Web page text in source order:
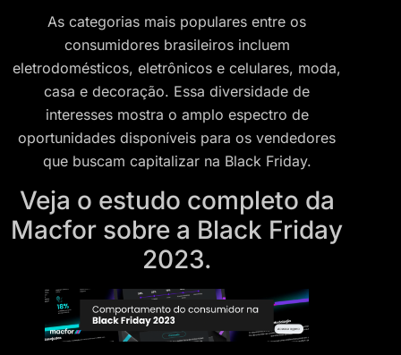
As categorias mais populares entre os
consumidores brasileiros incluem
eletrodomésticos, eletrônicos e celulares, moda,
casa e decoração. Essa diversidade de
interesses mostra o amplo espectro de
oportunidades disponíveis para os vendedores
que buscam capitalizar na Black Friday.
Veja o estudo completo da
Macfor sobre a Black Friday
2023.